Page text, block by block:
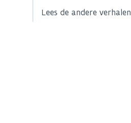
Lees de andere verhalen